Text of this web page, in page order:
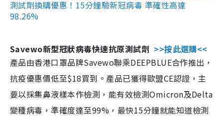
測試劑換購優惠！15分鐘驗新冠病毒 準確性高達
98.26%
Savewo新型冠狀病毒快速抗原測試劑 >>按此選購<<
產品由香港口罩品牌Savewo聯乘DEEPBLUE合作推出，
抗疫優惠價低至$18買到。產品已獲得歐盟CE認證，主
要以採集鼻液樣本作檢測，能有效檢測Omicron及Delta
變種病毒，準確度達至99%，最快15分鐘就能知道檢測